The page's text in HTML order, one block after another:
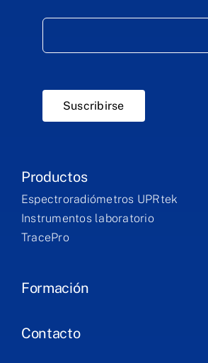
Suscribirse
Productos
Espectroradiómetros UPRtek
Instrumentos laboratorio
TracePro
Formación
Contacto